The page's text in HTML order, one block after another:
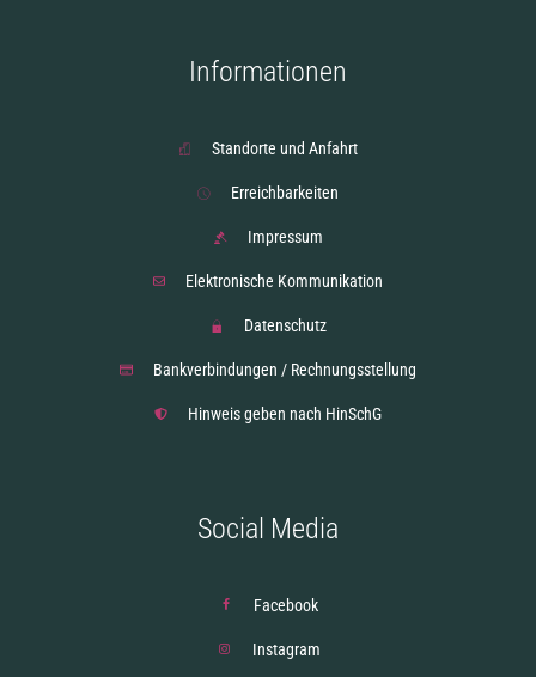
Informationen
Standorte und Anfahrt
Erreichbarkeiten
Impressum
Elektronische Kommunikation
Datenschutz
Bankverbindungen / Rechnungsstellung
Hinweis geben nach HinSchG
Social Media
Facebook
Instagram